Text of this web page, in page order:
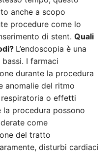
anche a scopo
procedure come lo
di stent. Quali
L’endoscopia è una
I farmaci
durante la procedura
anomalie del ritmo
o effetti
procedura possono
come
del tratto
disturbi cardiaci